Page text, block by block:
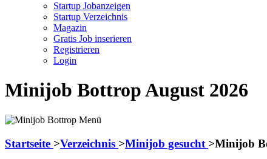
Startup Jobanzeigen
Startup Verzeichnis
Magazin
Gratis Job inserieren
Registrieren
Login
Minijob Bottrop August 2026
Startseite >Verzeichnis >Minijob gesucht >Minijob